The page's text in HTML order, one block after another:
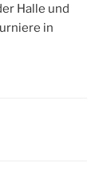
Halle und
in